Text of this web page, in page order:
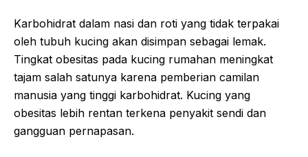
Karbohidrat dalam nasi dan roti yang tidak terpakai
oleh tubuh kucing akan disimpan sebagai lemak.
Tingkat obesitas pada kucing rumahan meningkat
tajam salah satunya karena pemberian camilan
manusia yang tinggi karbohidrat. Kucing yang
obesitas lebih rentan terkena penyakit sendi dan
gangguan pernapasan.